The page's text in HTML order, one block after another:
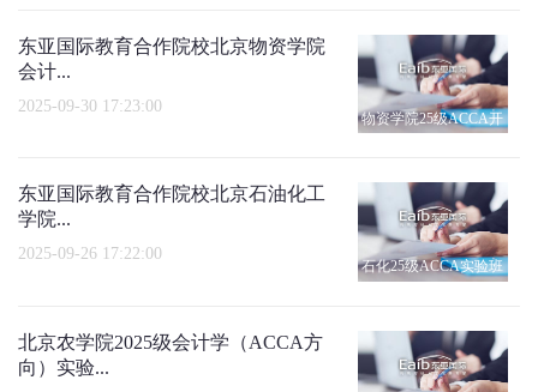
物资学院25级ACCA开
东亚国际教育合作院校北京物资学院
会计...
2025-09-30 17:23:00
石化25级ACCA实验班
东亚国际教育合作院校北京石油化工
学院...
2025-09-26 17:22:00
北京农学院2025级会计学（ACCA方
向）实验...